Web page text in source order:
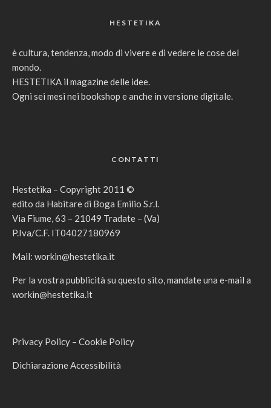
HESTETIKA
è cultura, tendenza, modo di vivere e di vedere le cose del
mondo.
HESTETIKA il magazine delle idee.
Ogni sei mesi nei bookshop e anche in versione digitale.
CONTATTI
Hestetika – Copyright 2011 ©
edito da Habitare di Boga Emilio S.r.l.
Via Fiume, 63 – 21049 Tradate – (Va)
P.Iva/C.F. IT04027180969
Mail: workin@hestetika.it
Per la vostra pubblicità su questo sito, mandate una e-mail a
workin@hestetika.it
Privacy Policy – Cookie Policy
Dichiarazione Accessibilità